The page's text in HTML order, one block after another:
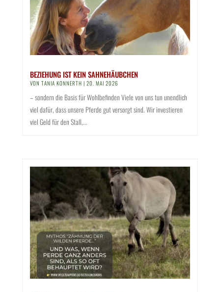
BEZIEHUNG IST KEIN SAHNEHÄUBCHEN
VON TANIA KONNERTH | 20. MAI 2026
– sondern die Basis für Wohlbefinden Viele von uns tun unendlich
viel dafür, dass unsere Pferde gut versorgt sind. Wir investieren
viel Geld für den Stall,...